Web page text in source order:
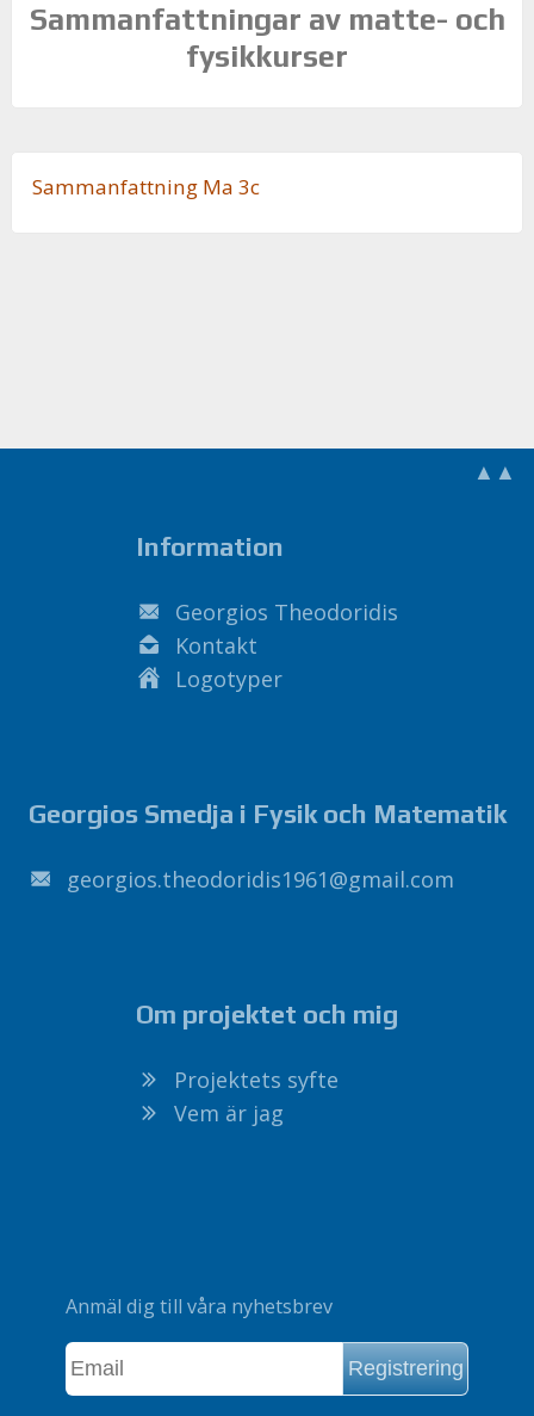
Sammanfattningar av matte- och
fysikkurser
Sam­man­fatt­ning Ma 3c
▲▲
Information
Georgios Theodoridis
Kontakt
Logotyper
Georgios Smedja i Fysik och Matematik
moc
.
liamg
@
1691sidirodoeht.soigroeg
Om projektet och mig
Projektets syfte
Vem är jag
Anmäl dig till våra nyhetsbrev